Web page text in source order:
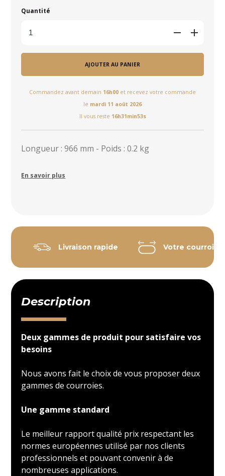
Quantité
AJOUTER AU PANIER
Commandez avant demain 16h00 et recevez votre commande
le mardi 11 août 2026
Il vous reste 16h31min53s
Longueur : 966 mm - Poids : 0.2 kg
En savoir plus
Livraison rapide Votre courroie
Description
Deux gammes de produit pour satisfaire vos
besoins
Nous avons fait le choix de vous proposer deux
gammes de courroies.
Une gamme standard
Le meilleur rapport qualité prix respectant les
normes européennes utilisé par nos clients
professionnels et pouvant convenir à de
nombreuses applications.